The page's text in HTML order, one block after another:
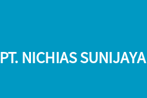
PT. NICHIAS SUNIJAYA